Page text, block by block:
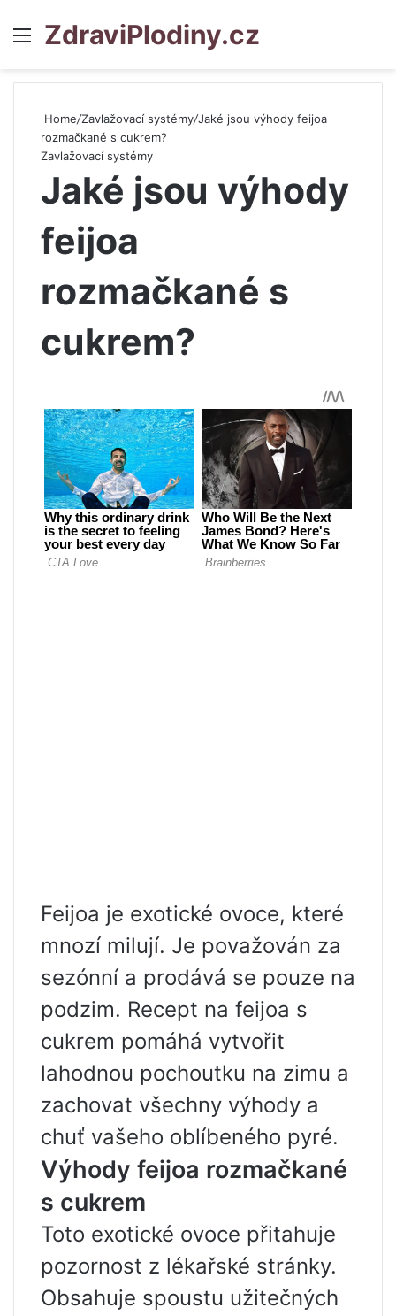
Menu
ZdraviPlodiny.cz
Home/Zavlažovací systémy/Jaké jsou výhody feijoa
rozmačkané s cukrem?
Zavlažovací systémy
Jaké jsou výhody
feijoa
rozmačkané s
cukrem?
Feijoa je exotické ovoce, které
mnozí milují. Je považován za
sezónní a prodává se pouze na
podzim. Recept na feijoa s
cukrem pomáhá vytvořit
lahodnou pochoutku na zimu a
zachovat všechny výhody a
chuť vašeho oblíbeného pyré.
Výhody feijoa rozmačkané
s cukrem
Toto exotické ovoce přitahuje
pozornost z lékařské stránky.
Obsahuje spoustu užitečných